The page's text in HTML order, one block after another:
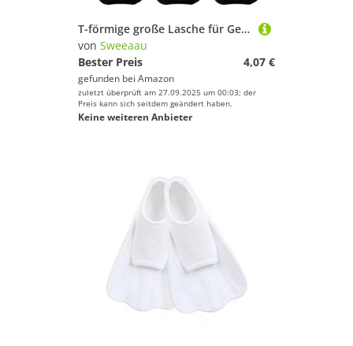
T-förmige große Lasche für Gepäckanhänger, Verlängerungskabel, Gepäck, Reißverschluss, Verlängerung, Ersatz-Paracord-Reißverschluss
von Sweeaau
Bester Preis
4,07 €
gefunden bei Amazon
zuletzt überprüft am 27.09.2025 um 00:03; der
Preis kann sich seitdem geändert haben.
Keine weiteren Anbieter